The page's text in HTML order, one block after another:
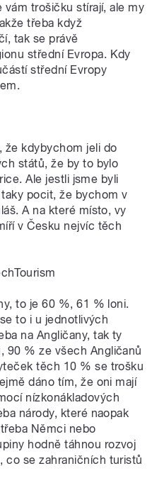
vám trošičku stírají, ale my
třeba když
tak se právě
střední Evropa. Kdy
střední Evropy
že kdybychom jeli do
států, že by to bylo
Ale jestli jsme byli
pocit, že bychom v
A na které místo, vy
v Česku nejvíc těch
to je 60 %, 61 % loni.
to i u jednotlivých
na Angličany, tak ty
90 % ze všech Angličanů
těch 10 % se trošku
dáno tím, že oni mají
nízkonákladových
národy, které naopak
Němci nebo
hodně táhnou rozvoj
co se zahraničních turistů